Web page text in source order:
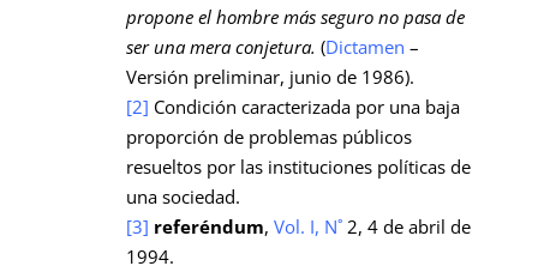
propone el hombre más seguro no pasa de
ser una mera conjetura. (Dictamen –
Versión preliminar, junio de 1986).
[2] Condición caracterizada por una baja
proporción de problemas públicos
resueltos por las instituciones políticas de
una sociedad.
[3] referéndum, Vol. I, N˚ 2, 4 de abril de
1994.